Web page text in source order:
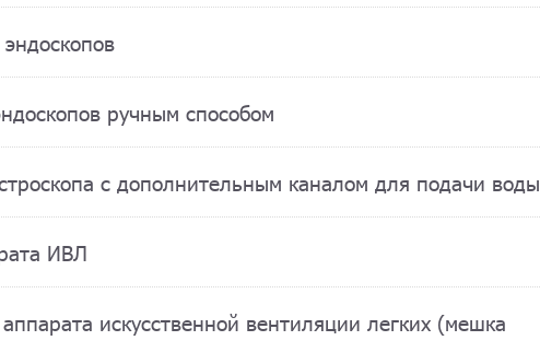
ручным способом
с дополнительным каналом для подачи воды
ИВЛ
искусственной вентиляции легких (мешка